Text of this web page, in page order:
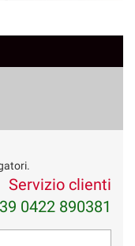
Servizio clienti
0422 890381